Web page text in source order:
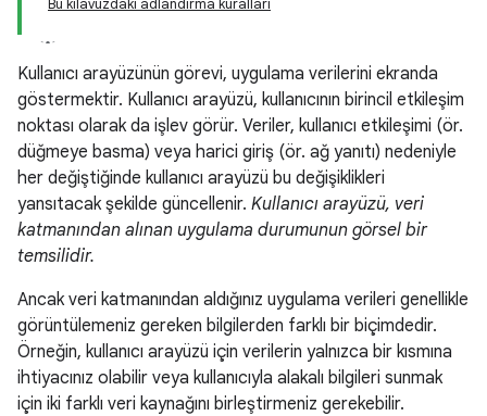
Bu kılavuzdaki adlandırma kuralları
Kullanıcı arayüzünün görevi, uygulama verilerini ekranda
göstermektir. Kullanıcı arayüzü, kullanıcının birincil etkileşim
noktası olarak da işlev görür. Veriler, kullanıcı etkileşimi (ör.
düğmeye basma) veya harici giriş (ör. ağ yanıtı) nedeniyle
her değiştiğinde kullanıcı arayüzü bu değişiklikleri
yansıtacak şekilde güncellenir. Kullanıcı arayüzü, veri
katmanından alınan uygulama durumunun görsel bir
temsilidir.
Ancak veri katmanından aldığınız uygulama verileri genellikle
görüntülemeniz gereken bilgilerden farklı bir biçimdedir.
Örneğin, kullanıcı arayüzü için verilerin yalnızca bir kısmına
ihtiyacınız olabilir veya kullanıcıyla alakalı bilgileri sunmak
için iki farklı veri kaynağını birleştirmeniz gerekebilir.